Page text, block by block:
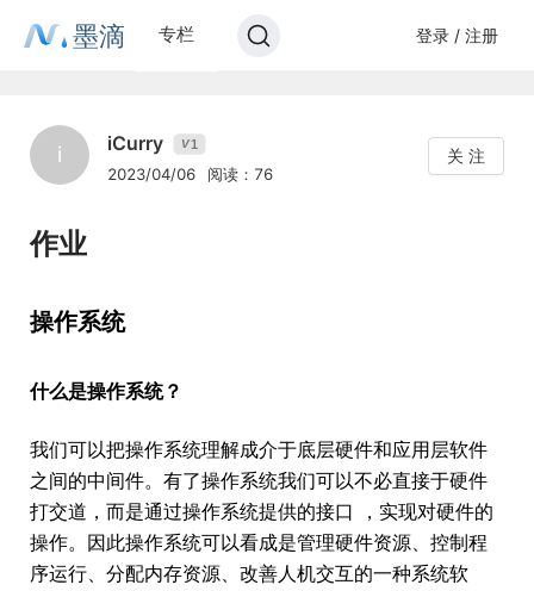
墨滴 专栏 登录 / 注册
i iCurry V1
2023/04/06 阅读：76
关 注
作业
操作系统
什么是操作系统？
我们可以把操作系统理解成介于底层硬件和应用层软件
之间的中间件。有了操作系统我们可以不必直接于硬件
打交道，而是通过操作系统提供的接口 ，实现对硬件的
操作。因此操作系统可以看成是管理硬件资源、控制程
序运行、分配内存资源、改善人机交互的一种系统软